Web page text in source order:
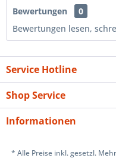
Bewertungen
0
Bewertungen lesen,
Service Hotline
Shop Service
Informationen
* Alle Preise inkl. gesetzl.